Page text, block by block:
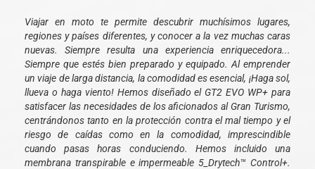
Viajar en moto te permite descubrir muchísimos lugares,
regiones y países diferentes, y conocer a la vez muchas caras
nuevas. Siempre resulta una experiencia enriquecedora...
Siempre que estés bien preparado y equipado. Al emprender
un viaje de larga distancia, la comodidad es esencial, ¡Haga sol,
llueva o haga viento! Hemos diseñado el GT2 EVO WP+ para
satisfacer las necesidades de los aficionados al Gran Turismo,
centrándonos tanto en la protección contra el mal tiempo y el
riesgo de caídas como en la comodidad, imprescindible
cuando pasas horas conduciendo. Hemos incluido una
membrana transpirable e impermeable 5_Drytech™ Control+.